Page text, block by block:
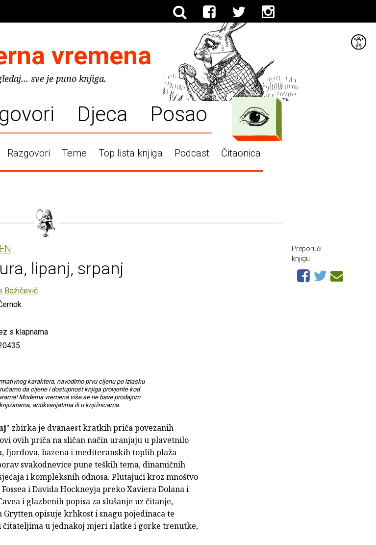
vremena
sve je puno knjiga.
Djeca Posao
Razgovori Teme Top lista knjiga Podcast Čitaonica
lipanj, srpanj
Božičević
s klapnama
karaktera, navodimo prvu cijenu po izlasku
da cijene i dostupnost knjiga provjerite kod
Moderna vremena više se ne bave prodajom
antikvarijatima ili u knjižnicama.
" zbirka je dvanaest kratkih priča povezanih
ovih priča na sličan način uranjaju u plavetnilo
fjordova, bazena i mediteranskih toplih plaža
svakodnevice pune teških tema, dinamičnih
i kompleksnih odnosa. Plutajući kroz mnoštvo
i Davida Hockneyja preko Xaviera Dolana i
i glazbenih popisa za slušanje uz čitanje,
opisuje krhkost i snagu pojedinaca te
u jednakoj mjeri slatke i gorke trenutke,
Preporuči
knjigu